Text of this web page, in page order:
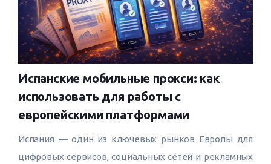
Испанские мобильные прокси: как
использовать для работы с
европейскими платформами
Испания — один из ключевых рынков Европы для
цифровых сервисов, социальных сетей и рекламных